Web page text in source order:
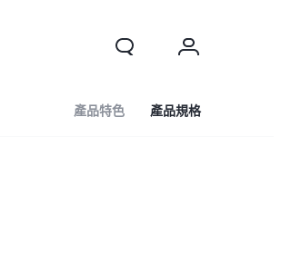
產品特色 產品規格